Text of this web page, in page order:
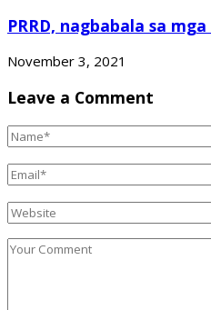
PRRD, nagbabala sa
November 3, 2021
Leave a Comment